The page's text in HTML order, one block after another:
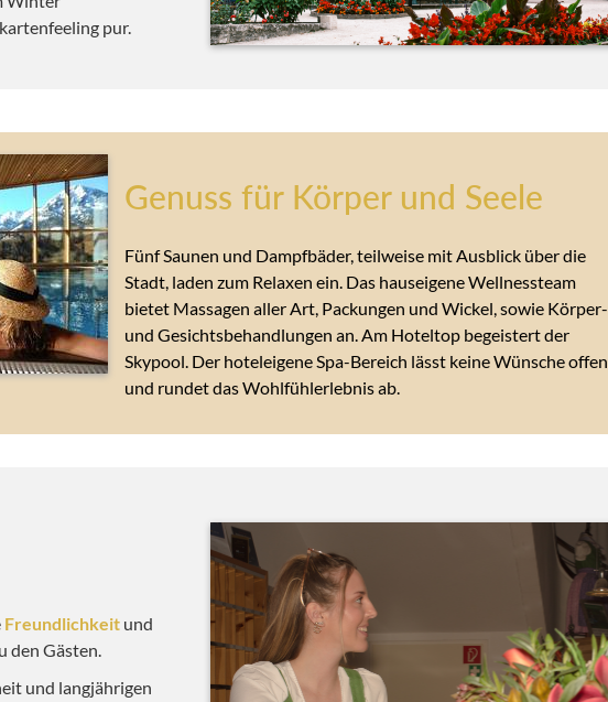
pur.
Genuss für Körper und Seele
Fünf Saunen und Dampfbäder, teilweise mit Ausblick über die
Stadt, laden zum Relaxen ein. Das hauseigene Wellnessteam
bietet Massagen aller Art, Packungen und Wickel, sowie Körper-
und Gesichtsbehandlungen an. Am Hoteltop begeistert der
Skypool. Der hoteleigene Spa-Bereich lässt keine Wünsche offen
und rundet das Wohlfühlerlebnis ab.
Freundlichkeit und
den Gästen.
und langjährigen